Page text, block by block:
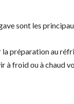
sont les
préparation au
à froid ou à chaud